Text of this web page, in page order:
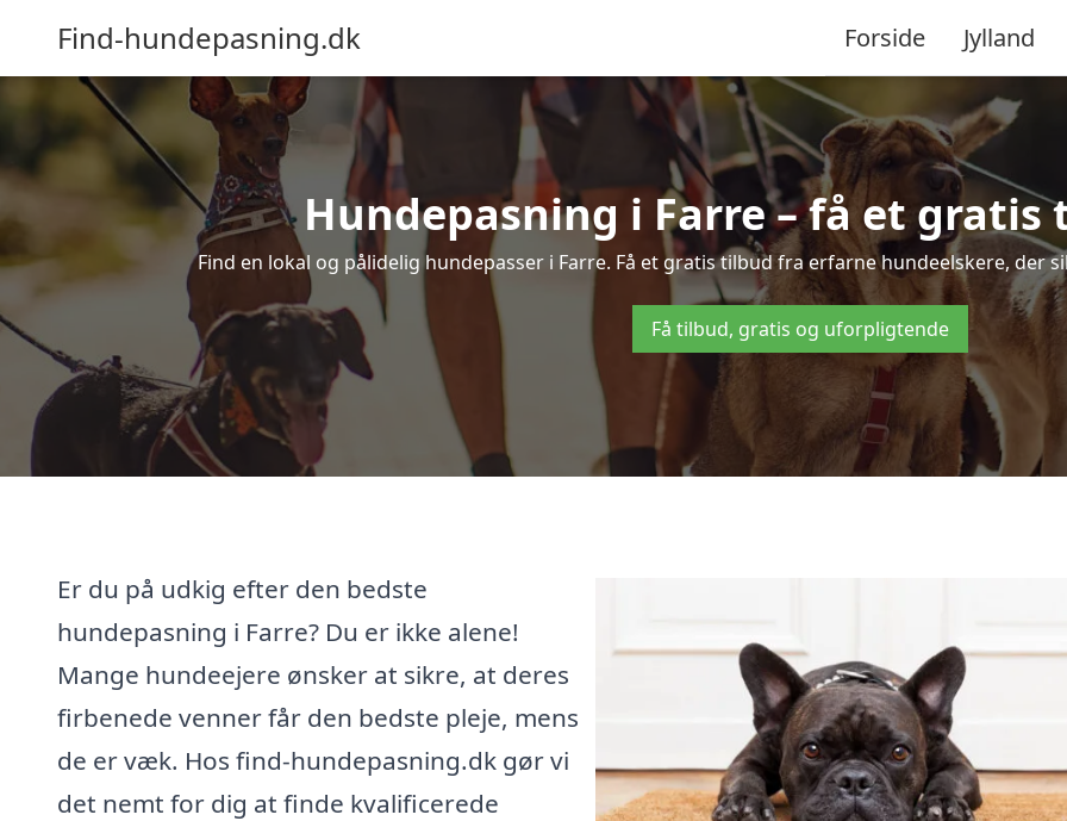
Find-hundepasning.dk Forside Jylland
Hundepasning i Farre – få et gratis
Find en lokal og pålidelig hundepasser i Farre. Få et gratis tilbud fra erfarne hundeelskere,
Få tilbud, gratis og uforpligtende
Er du på udkig efter den bedste
hundepasning i Farre? Du er ikke alene!
Mange hundeejere ønsker at sikre, at deres
firbenede venner får den bedste pleje, mens
de er væk. Hos find-hundepasning.dk gør vi
det nemt for dig at finde kvalificerede